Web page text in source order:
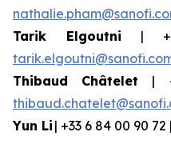
Tarik Elgoutni | +
Thibaud
Châtelet |
Yun Li | +33 6 84 00 90 72 |